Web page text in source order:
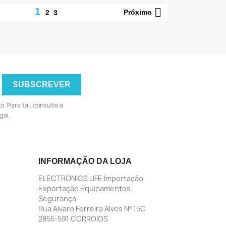
1 2 3 Próximo 
Para tal, consulte a
INFORMAÇÃO DA LOJA
ELECTRONICS LIFE Importação
Exportação Equipamentos
Segurança
Rua Alvaro Ferreira Alves Nº 15C
2855-591 CORROIOS